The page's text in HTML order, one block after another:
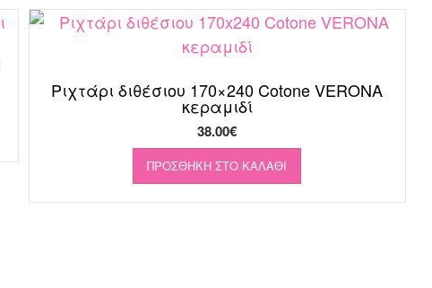
Ριχτάρι διθέσιου 170×240 Cotone VERONA
κεραμιδί
38.00€
ΠΡΟΣΘΉΚΗ ΣΤΟ ΚΑΛΆΘΙ